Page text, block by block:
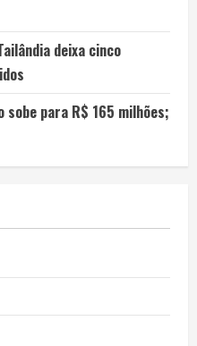
deixa cinco
sobe para R$ 165 milhões;